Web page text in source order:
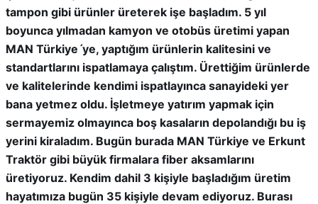
tampon gibi ürünler üreterek işe başladım. 5 yıl
boyunca yılmadan kamyon ve otobüs üretimi yapan
MAN Türkiyeˊye, yaptığım ürünlerin kalitesini ve
standartlarını ispatlamaya çalıştım. Ürettiğim ürünlerde
ve kalitelerinde kendimi ispatlayınca sanayideki yer
bana yetmez oldu. İşletmeye yatırım yapmak için
sermayemiz olmayınca boş kasaların depolandığı bu iş
yerini kiraladım. Bugün burada MAN Türkiye ve Erkunt
Traktör gibi büyük firmalara fiber aksamlarını
üretiyoruz. Kendim dahil 3 kişiyle başladığım üretim
hayatımıza bugün 35 kişiyle devam ediyoruz. Burası